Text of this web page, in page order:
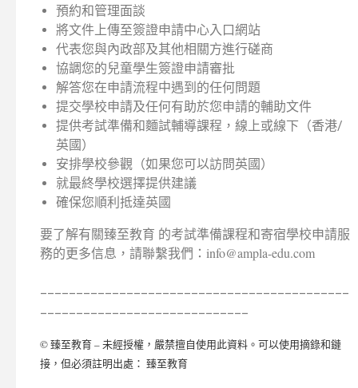
預約和管理面談
將文件上傳至簽證申請中心入口網站
代表您與內政部及其他相關方進行磋商
協調您的兒童學生簽證申請審批
解答您在申請流程中遇到的任何問題
提交學校申請及任何有助於您申請的輔助文件
提供考試準備和麵試輔導課程，線上或線下（香港/
英國）
安排學校參觀（如果您可以訪問英國）
就最終學校選擇提供建議
確保您順利抵達英國
要了解有關臻至教育 的考試準備課程和寄宿學校申請服
務的更多信息，請聯繫我們：info@ampla-edu.com
© 臻至教育 – 未經授權，嚴禁擅自使用此資料。可以使用摘錄和鏈
接，但必須註明出處： 臻至教育